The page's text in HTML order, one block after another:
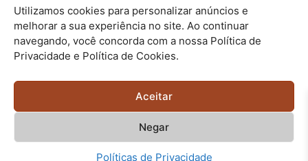
Utilizamos cookies para personalizar anúncios e
melhorar a sua experiência no site. Ao continuar
navegando, você concorda com a nossa Política de
Privacidade e Política de Cookies.
Aceitar
Negar
Políticas de Privacidade
Editorial
Copyright © 2023 –difrangy.com.br– Todos os Direitos